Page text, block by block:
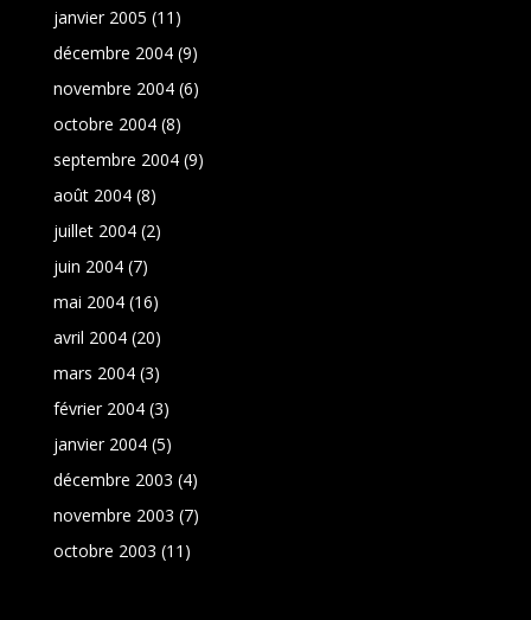
janvier 2005 (11)
décembre 2004(9)
novembre 2004(6)
octobre 2004(8)
septembre 2004(9)
août 2004(8)
juillet 2004(2)
juin 2004(7)
mai 2004(16)
avril 2004(20)
mars 2004(3)
février 2004(3)
janvier 2004(5)
décembre 2003 (4)
novembre 2003 (7)
octobre 2003 (11)